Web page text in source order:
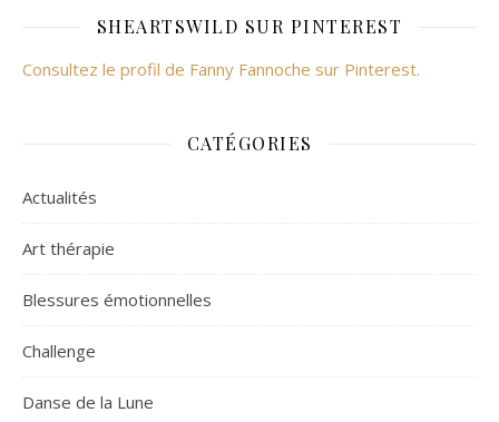
SHEARTSWILD SUR PINTEREST
Consultez le profil de Fanny Fannoche sur Pinterest.
CATÉGORIES
Actualités
Art thérapie
Blessures émotionnelles
Challenge
Danse de la Lune